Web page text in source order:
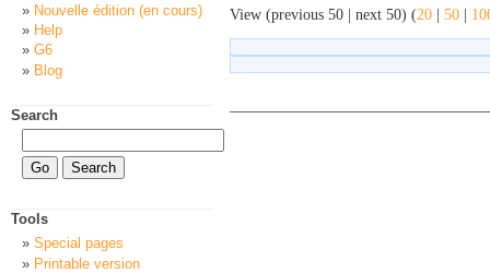
View (previous 50 | next 50) (20 | 50 |
Nouvelle édition (en cours)
Help
G6
Blog
Search
Tools
Special pages
Printable version